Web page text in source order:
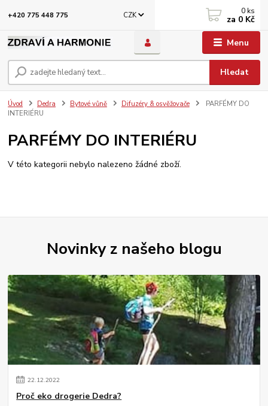
Menu
CZK
Hledat
+420 775 448 775 0 ks
za 0 Kč
Úvod Dedra Bytové vůně Difuzéry & osvěžovače
PARFÉMY DO
INTERIÉRU
PARFÉMY DO INTERIÉRU
V této kategorii nebylo nalezeno žádné zboží.
Novinky z našeho blogu
22.12.2022
Proč eko drogerie Dedra?